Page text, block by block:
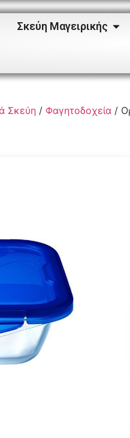
Σκεύη Μαγειρικής
Σκεύη / Φαγητοδοχεία /